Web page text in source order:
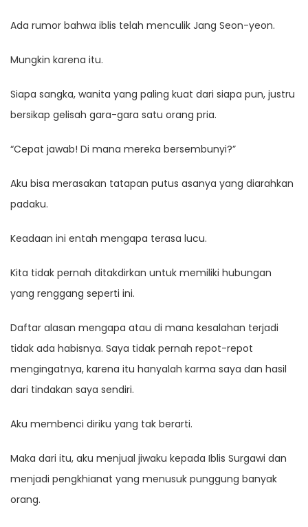
Ada rumor bahwa iblis telah menculik Jang Seon-yeon.
Mungkin karena itu.
Siapa sangka, wanita yang paling kuat dari siapa pun, justru
bersikap gelisah gara-gara satu orang pria.
“Cepat jawab! Di mana mereka bersembunyi?”
Aku bisa merasakan tatapan putus asanya yang diarahkan
padaku.
Keadaan ini entah mengapa terasa lucu.
Kita tidak pernah ditakdirkan untuk memiliki hubungan
yang renggang seperti ini.
Daftar alasan mengapa atau di mana kesalahan terjadi
tidak ada habisnya. Saya tidak pernah repot-repot
mengingatnya, karena itu hanyalah karma saya dan hasil
dari tindakan saya sendiri.
Aku membenci diriku yang tak berarti.
Maka dari itu, aku menjual jiwaku kepada Iblis Surgawi dan
menjadi pengkhianat yang menusuk punggung banyak
orang.